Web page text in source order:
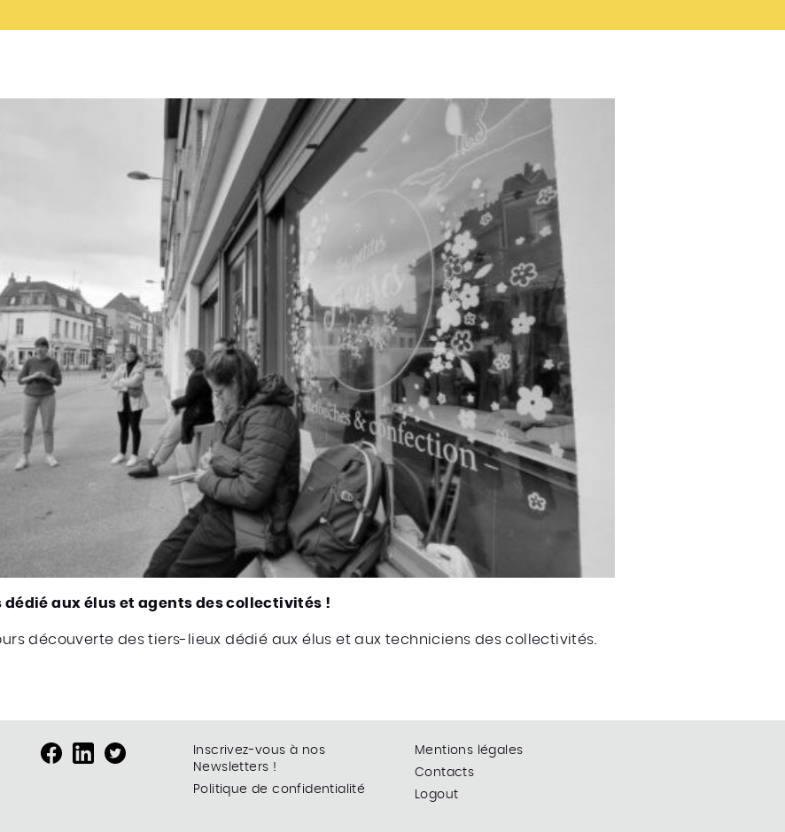
aux élus et agents des collectivités !
découverte des tiers-lieux dédié aux élus et aux techniciens des collectivités.
Inscrivez-vous à nos
Newsletters !
Politique de confidentialité
Mentions légales
Contacts
Logout